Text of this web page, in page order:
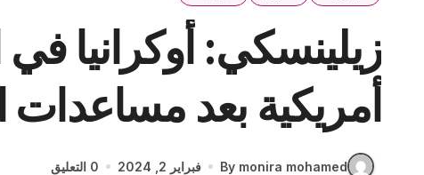
زيلينسكي: أوكرانيا
أمريكية بعد مساعدات
By monira mohamed فبراير 2, 2024 0 التعليق